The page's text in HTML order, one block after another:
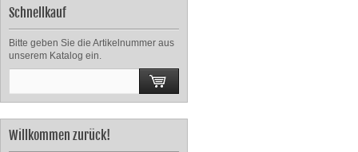
Schnellkauf
Bitte geben Sie die Artikelnummer aus
unserem Katalog ein.
Willkommen zurück!